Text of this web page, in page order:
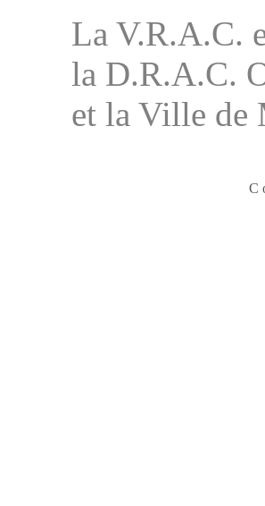
La V.R.A.C.
la D.R.A.C.
et la Ville de